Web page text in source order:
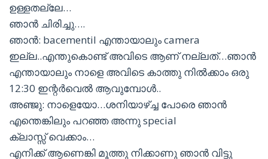
ഉള്ളതല്ലേ…
ഞാൻ ചിരിച്ചു….
ഞാൻ: bacementil എന്തായാലും camera
ഇല്ല..എന്തുകൊണ്ട് അവിടെ ആണ് നല്ലത്…ഞാൻ
എന്തായാലും നാളെ അവിടെ കാത്തു നിൽക്കാം ഒരു
12:30 ഇന്റർവെൽ ആവുമ്പോൾ..
അഞ്ജു: നാളെയോ…ശനിയാഴ്ച്ച പോരെ ഞാൻ
എന്തെങ്കിലും പറഞ്ഞ അന്നു special
ക്ലാസ്സ് വെക്കാം…
എനിക്ക് ആണെങ്കി മൂത്തു നിക്കാണു ഞാൻ വിട്ടു